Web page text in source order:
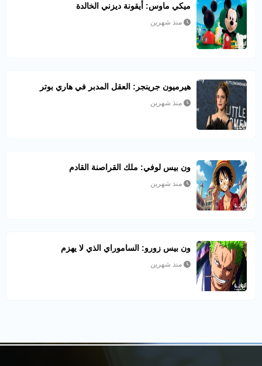
ميكي ماوس: أيقونة ديزني الخالدة
منذ شهرين
هيرميون جرينجر: العقل المدبر في هاري بوتر
منذ شهرين
ون بيس لوفي: ملك القراصنة القادم
منذ شهرين
ون بيس زورو: الساموراي الذي لا يهزم
منذ شهرين